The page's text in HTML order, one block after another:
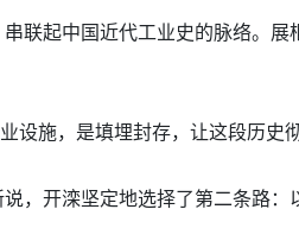
联起中国近代工业史的脉络。展
设施，是填埋封存，让这段历史
，开滦坚定地选择了第二条路：